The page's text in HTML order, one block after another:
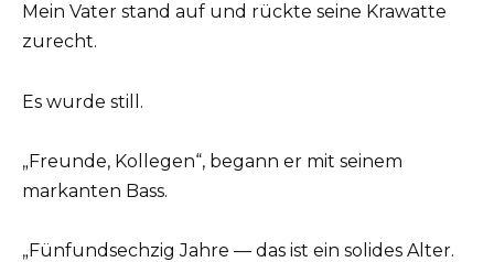
Mein Vater stand auf und rückte seine Krawatte
zurecht.
Es wurde still.
„Freunde, Kollegen“, begann er mit seinem
markanten Bass.
„Fünfundsechzig Jahre — das ist ein solides Alter.